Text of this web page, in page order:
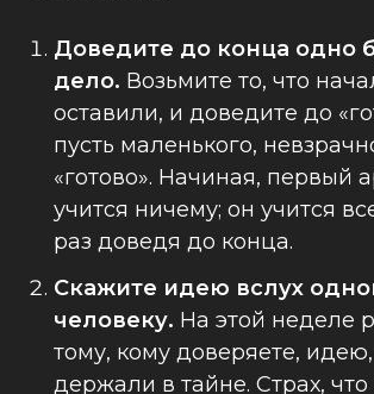
Доведите до конца одно
дело. Возьмите то, что
оставили, и доведите до
пусть маленького,
«готово». Начиная, первый
учится ничему; он учится
раз доведя до конца.
Скажите идею вслух
человеку. На этой неделе
тому, кому доверяете,
держали в тайне. Страх, что